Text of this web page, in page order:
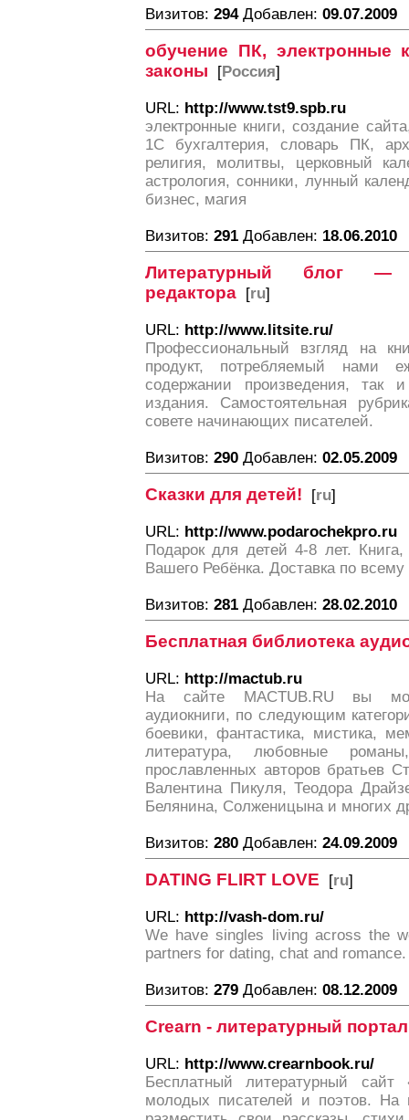
Визитов: 294Добавлен: 09.07.2009
обучение ПК, электронные
законы [Россия]
URL: http://www.tst9.spb.ru
электронные книги, создание
1С бухгалтерия, словарь ПК,
религия, молитвы, церковный
астрология, сонники, лунный
бизнес, магия
Визитов: 291 Добавлен: 18.06.2010
Литературный блог —
редактора [ru]
URL: http://www.litsite.ru/
Профессиональный взгляд на
продукт, потребляемый нами
содержании произведения, так
издания. Самостоятельная
совете начинающих писателей.
Визитов: 290 Добавлен: 02.05.2009
Сказки для детей! [ru]
URL: http://www.podarochekpro.ru
Подарок для детей 4-8 лет.
Вашего Ребёнка. Доставка по
Визитов: 281 Добавлен: 28.02.2010
Бесплатная библиотека
URL: http://mactub.ru
На сайте MACTUB.RU вы
аудиокниги, по следующим
боевики, фантастика, мистика,
литература, любовные
прославленных авторов братьев
Валентина Пикуля, Теодора
Белянина, Солженицына и многих
Визитов: 280 Добавлен: 24.09.2009
DATING FLIRT LOVE [ru]
URL: http://vash-dom.ru/
We have singles living across the
partners for dating, chat and romance.
Визитов: 279 Добавлен: 08.12.2009
Crearn - литературный портал
URL: http://www.crearnbook.ru/
Бесплатный литературный
молодых писателей и поэтов.